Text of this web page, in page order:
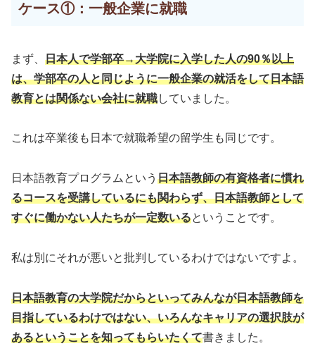
ケース①：一般企業に就職
まず、 日本人で学部卒→大学院に入学した人の90％以上
は、学部卒の人と同じように一般企業の就活をして日本語
教育とは関係ない会社に就職していました。
これは卒業後も日本で就職希望の留学生も同じです。
日本語教育プログラムという 日本語教師の有資格者に慣れ
るコースを受講しているにも関わらず、日本語教師として
すぐに働かない人たちが一定数いるということです。
私は別にそれが悪いと批判しているわけではないですよ。
日本語教育の大学院だからといってみんなが日本語教師を
目指しているわけではない、いろんなキャリアの選択肢が
あるということを知ってもらいたくて書きました。